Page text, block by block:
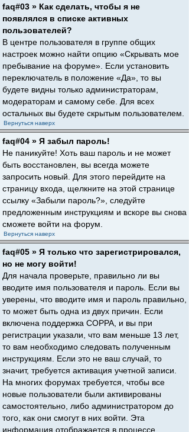
faq#03 » Как сделать, чтобы я не
появлялся в списке активных
пользователей?
В центре пользователя в группе общих
настроек можно найти опцию «Скрывать мое
пребывание на форуме». Если установить
переключатель в положение «Да», то вы
будете видны только администраторам,
модераторам и самому себе. Для всех
остальных вы будете скрытым пользователем.
Вернуться наверх
faq#04 » Я забыл пароль!
Не паникуйте! Хоть ваш пароль и не может
быть восстановлен, вы всегда можете
запросить новый. Для этого перейдите на
страницу входа, щелкните на этой странице
ссылку «Забыли пароль?», следуйте
предложенным инструкциям и вскоре вы снова
сможете войти на форум.
Вернуться наверх
faq#05 » Я только что зарегистрировался,
но не могу войти!
Для начала проверьте, правильно ли вы
вводите имя пользователя и пароль. Если вы
уверены, что вводите имя и пароль правильно,
то может быть одна из двух причин. Если
включена поддержка COPPA, и вы при
регистрации указали, что вам меньше 13 лет,
то вам необходимо следовать полученным
инструкциям. Если это не ваш случай, то
значит, требуется активация учетной записи.
На многих форумах требуется, чтобы все
новые пользователи были активированы
самостоятельно, либо администратором до
того, как они смогут в них войти. Эта
информация отображается в процессе